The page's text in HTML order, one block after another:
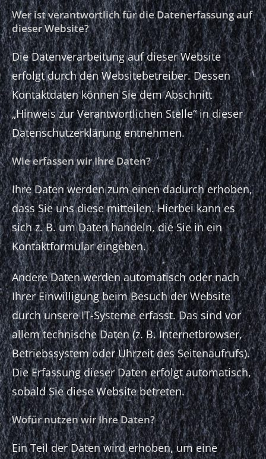
Wer ist verantwortlich für die Datenerfassung auf
dieser Website?
Die Datenverarbeitung auf dieser Website
erfolgt durch den Websitebetreiber. Dessen
Kontaktdaten können Sie dem Abschnitt
„Hinweis zur Verantwortlichen Stelle“ in dieser
Datenschutzerklärung entnehmen.
Wie erfassen wir Ihre Daten?
Ihre Daten werden zum einen dadurch erhoben,
dass Sie uns diese mitteilen. Hierbei kann es
sich z. B. um Daten handeln, die Sie in ein
Kontaktformular eingeben.
Andere Daten werden automatisch oder nach
Ihrer Einwilligung beim Besuch der Website
durch unsere IT-Systeme erfasst. Das sind vor
allem technische Daten (z. B. Internetbrowser,
Betriebssystem oder Uhrzeit des Seitenaufrufs).
Die Erfassung dieser Daten erfolgt automatisch,
sobald Sie diese Website betreten.
Wofür nutzen wir Ihre Daten?
Ein Teil der Daten wird erhoben, um eine